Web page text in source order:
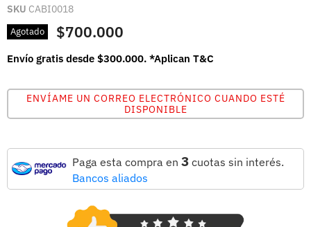
SKU CABI0018
Agotado $700.000
Envío gratis desde $300.000. *Aplican T&C
ENVÍAME UN CORREO ELECTRÓNICO CUANDO ESTÉ
DISPONIBLE
Paga esta compra en 3 cuotas sin interés.
Bancos aliados